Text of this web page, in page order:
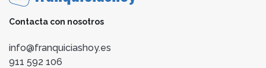
Contacta con nosotros
info@franquiciashoy.es
911 592 106